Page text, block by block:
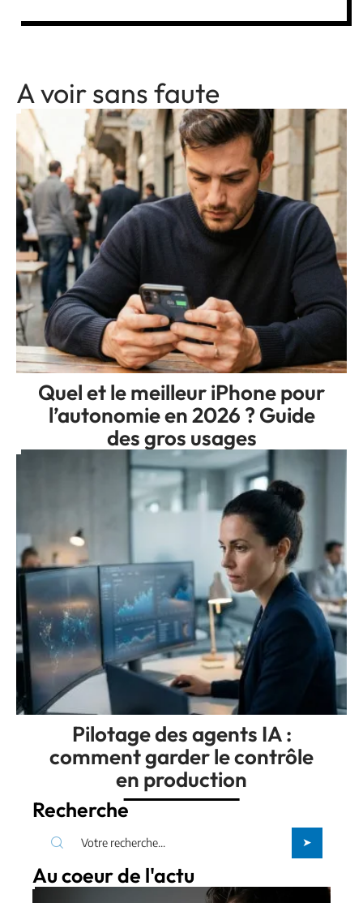
A voir sans faute
Quel et le meilleur iPhone pour
l’autonomie en 2026 ? Guide
des gros usages
Pilotage des agents IA :
comment garder le contrôle
en production
Recherche
Au coeur de l'actu